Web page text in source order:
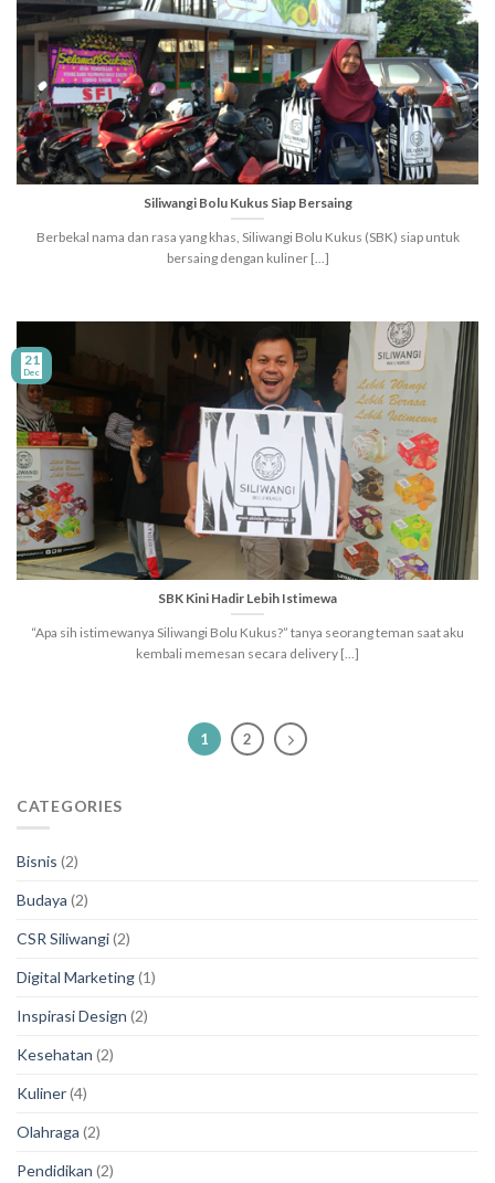
CATEGORIES
Bisnis (2)
Budaya (2)
CSR Siliwangi(2)
Digital Marketing(1)
Inspirasi Design (2)
Kesehatan (2)
Kuliner(4)
Olahraga (2)
Pendidikan (2)
Siliwangi Bolu Kukus Siap Bersaing
Berbekal nama dan rasa yang khas, Siliwangi Bolu Kukus (SBK) siap untuk
bersaing dengan kuliner [...]
SBK Kini Hadir Lebih Istimewa
“Apa sih istimewanya Siliwangi Bolu Kukus?” tanya seorang teman saat aku
kembali memesan secara delivery [...]
21
Dec
1 2